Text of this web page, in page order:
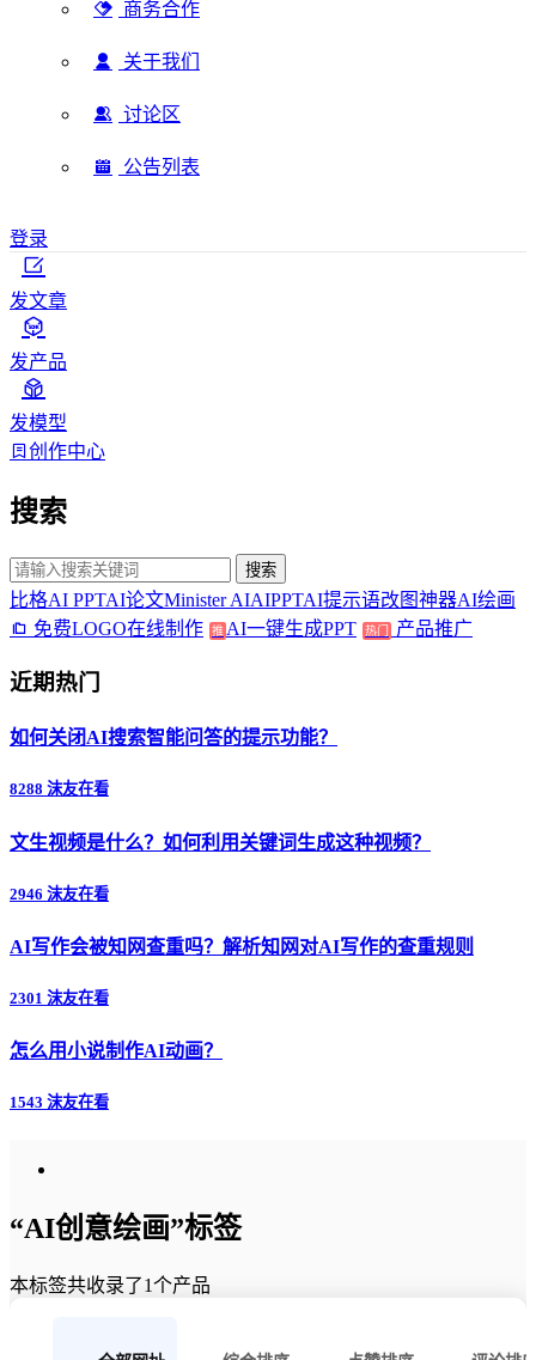
商务合作
关于我们
讨论区
公告列表
登录
发文章
发产品
发模型
创作中心
搜索
搜索
比格AI PPTAI论文Minister AIAIPPTAI提示语改图神器AI绘画
免费LOGO在线制作
推 AI一键生成PPT 热门 产品推广
近期热门
如何关闭AI搜索智能问答的提示功能？
8288 沫友在看
文生视频是什么？如何利用关键词生成这种视频？
2946 沫友在看
AI写作会被知网查重吗？解析知网对AI写作的查重规则
2301 沫友在看
怎么用小说制作AI动画？
1543 沫友在看
“AI创意绘画”标签
本标签共收录了1个产品